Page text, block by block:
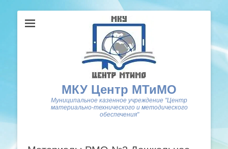
МКУ Центр МТиМО
Муниципальное казенное учреждение "Центр
материально-технического и методического
обеспечения"